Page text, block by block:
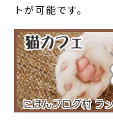
トが可能です。